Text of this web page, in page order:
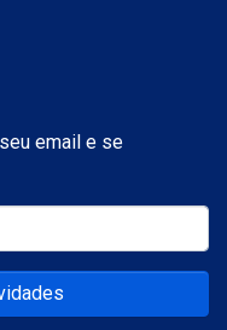
email e se